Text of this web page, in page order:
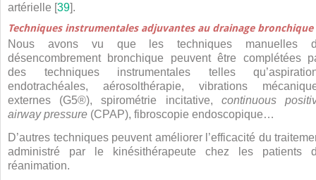
artérielle [39].
Techniques instrumentales adjuvantes au drainage bronchique
Nous avons vu que les techniques manuelles
désencombrement bronchique peuvent être complétées
des techniques instrumentales telles
endotrachéales, aérosolthérapie, vibrations
externes (G5®), spirométrie incitative, continuous
airway pressure (CPAP), fibroscopie endoscopique…
D’autres techniques peuvent améliorer l’efficacité du
administré par le kinésithérapeute chez les patients
réanimation.